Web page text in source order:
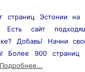
страниц Эстонии на
Есть сайт
Добавь! Начни
Более 900 страниц
Подробнее...